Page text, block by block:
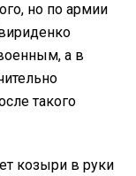
но по армии
а в
такого
козыри в руки